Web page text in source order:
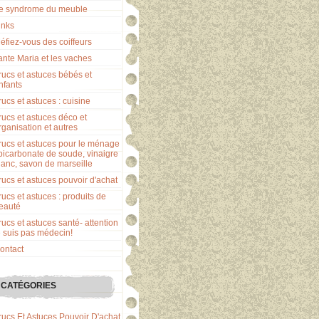
syndrome du meuble
vous des coiffeurs
Maria et les vaches
et astuces bébés et
et astuces : cuisine
et astuces déco et
et autres
et astuces pour le ménage
de soude, vinaigre
savon de marseille
et astuces pouvoir d'achat
et astuces : produits de
et astuces santé- attention
suis pas médecin!
CATÉGORIES
Et Astuces Pouvoir D'achat